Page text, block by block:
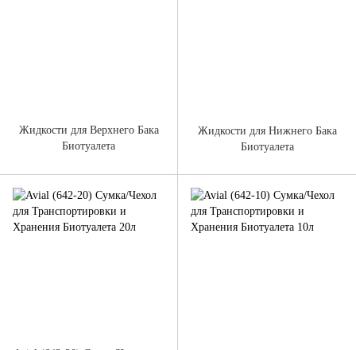
Жидкости для Верхнего Бака
Биотуалета
Жидкости для Нижнего Бака
Биотуалета